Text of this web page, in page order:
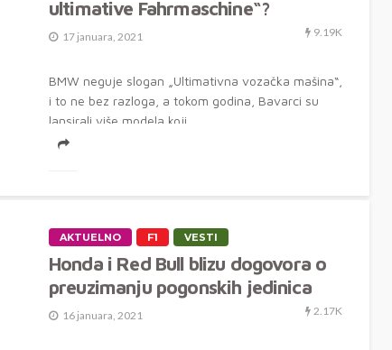
ultimative Fahrmaschine“?
17 januara, 2021 9.19K
BMW neguje slogan „Ultimativna vozačka mašina“,
i to ne bez razloga, a tokom godina, Bavarci su
lansirali više modela koji...
AKTUELNO F1 VESTI
Honda i Red Bull blizu dogovora o
preuzimanju pogonskih jedinica
16 januara, 2021 2.17K